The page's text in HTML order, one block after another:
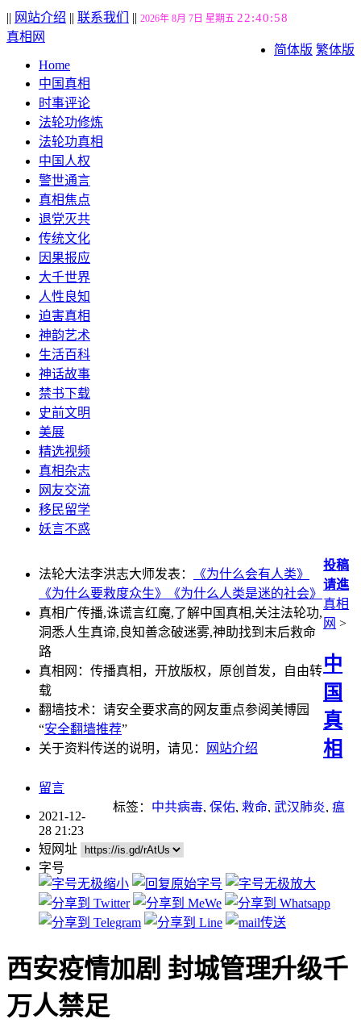
|| 网站介绍 || 联系我们 || 2026年 8月 7日 星期五 22:40:59
简体版 繁体版
真相网
Home
中国真相
时事评论
法轮功修炼
法轮功真相
中国人权
警世通言
真相焦点
退党灭共
传统文化
因果报应
大千世界
人性良知
迫害真相
神韵艺术
生活百科
神话故事
禁书下载
史前文明
美展
精选视频
真相杂志
网友交流
移民留学
妖言不惑
法轮大法李洪志大师发表：
《为什么会有人类》
《为什么要救度众生》
《为什么人类是迷的社会》
真相广传播,诛谎言红魔,了解中国真相,关注法轮功,
洞悉人生真谛,良知善念破迷雾,神助找到末后救命
路
真相网：传播真相，开放版权，原创首发，自由转
载
翻墙技术：请安全要求高的网友重点参阅美博园
“安全翻墙推荐”
关于资料传送的说明，请见：
网站介绍
投稿
请進
真相
网 >
中
国
真
相
留言
标签： 中共病毒, 保佑, 救命, 武汉肺炎, 瘟
2021-12-
28 21:23
短网址
字号
西安疫情加剧 封城管理升级千
万人禁足